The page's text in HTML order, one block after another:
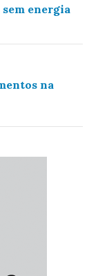
energia
na